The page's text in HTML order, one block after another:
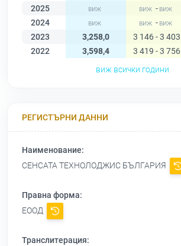
2025
-
2024
-
2023
3,258,0 3 146 - 3 403
2022
3,598,4 3 419 - 3 756
виж всички години
РЕГИСТЪРНИ ДАННИ
Наименование:
СЕНСАТА ТЕХНОЛОДЖИС БЪЛГАРИЯ
Правна форма:
ЕООД
Транслитерация: